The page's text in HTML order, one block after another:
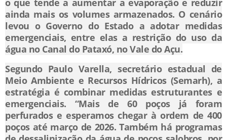
o que tende a aumentar a evaporação e reduzir
ainda mais os volumes armazenados. O cenário
levou o Governo do Estado a adotar medidas
emergenciais, entre elas a restrição do uso da
água no Canal do Pataxó, no Vale do Açu.
Segundo Paulo Varella, secretário estadual de
Meio Ambiente e Recursos Hídricos (Semarh), a
estratégia é combinar medidas estruturantes e
emergenciais. “Mais de 60 poços já foram
perfurados e esperamos chegar à ordem de 400
poços até março de 2026. Também há programas